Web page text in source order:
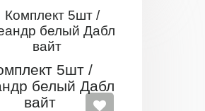
5шт /
белый Дабл
вайт